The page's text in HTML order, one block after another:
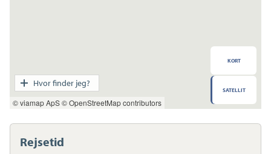
Rejsetid
© viamap ApS© OpenStreetMap contributors
KORT
SATELLIT
Hvor finder jeg?
Transport
Indkøb
Daginstitution
Skole
Sundhed